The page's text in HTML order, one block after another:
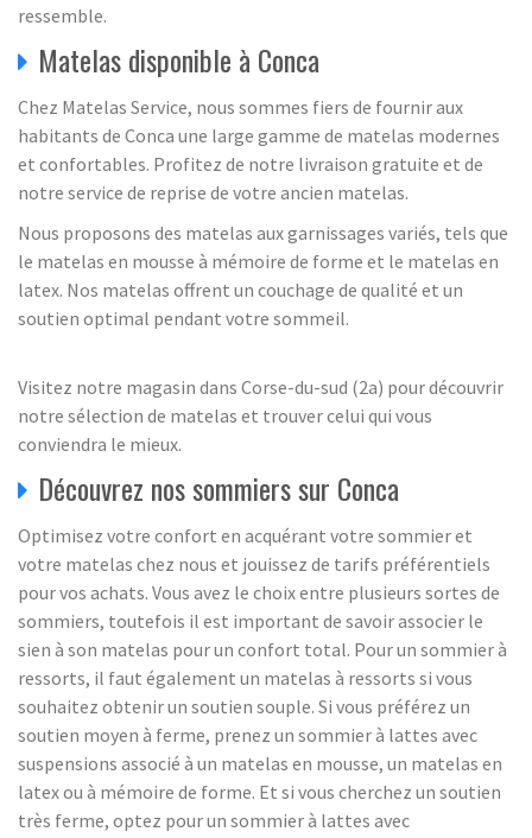
ressemble.
Matelas disponible à Conca
Chez Matelas Service, nous sommes fiers de fournir aux
habitants de Conca une large gamme de matelas modernes
et confortables. Profitez de notre livraison gratuite et de
notre service de reprise de votre ancien matelas.
Nous proposons des matelas aux garnissages variés, tels que
le matelas en mousse à mémoire de forme et le matelas en
latex. Nos matelas offrent un couchage de qualité et un
soutien optimal pendant votre sommeil.
Visitez notre magasin dans Corse-du-sud (2a) pour découvrir
notre sélection de matelas et trouver celui qui vous
conviendra le mieux.
Découvrez nos sommiers sur Conca
Optimisez votre confort en acquérant votre sommier et
votre matelas chez nous et jouissez de tarifs préférentiels
pour vos achats. Vous avez le choix entre plusieurs sortes de
sommiers, toutefois il est important de savoir associer le
sien à son matelas pour un confort total. Pour un sommier à
ressorts, il faut également un matelas à ressorts si vous
souhaitez obtenir un soutien souple. Si vous préférez un
soutien moyen à ferme, prenez un sommier à lattes avec
suspensions associé à un matelas en mousse, un matelas en
latex ou à mémoire de forme. Et si vous cherchez un soutien
très ferme, optez pour un sommier à lattes avec